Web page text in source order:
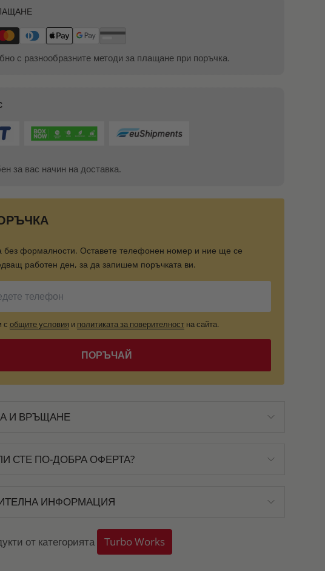
с разнообразните методи за плащане при поръчка.
за вас начин на доставка.
без формалности. Оставете телефонен номер и ние ще се
работен ден, за да запишем поръчката ви.
с общите условия и политиката за поверителностна сайта.
ПОРЪЧАЙ
И ВРЪЩАНЕ
СТЕ ПО-ДОБРА ОФЕРТА?
ИНФОРМАЦИЯ
от категорията Turbo Works